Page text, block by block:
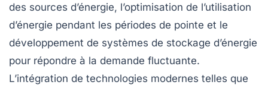
des sources d’énergie, l’optimisation de l’utilisation
d’énergie pendant les périodes de pointe et le
développement de systèmes de stockage d’énergie
pour répondre à la demande fluctuante.
L’intégration de technologies modernes telles que